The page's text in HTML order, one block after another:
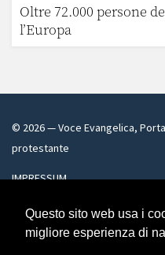
Questo sito web usa i
migliore esperienza di
Oltre 72.000 persone
l’Europa
© 2026— Voce Evangelica,
protestante
IMPRESSUM
Facebook